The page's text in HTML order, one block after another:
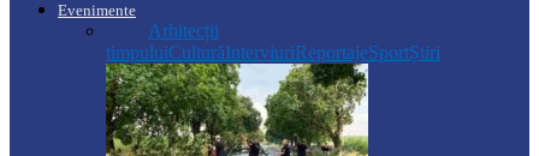
Evenimente
Arhitecții
timpuluiCulturăInterviuriReportajeSportȘtiri